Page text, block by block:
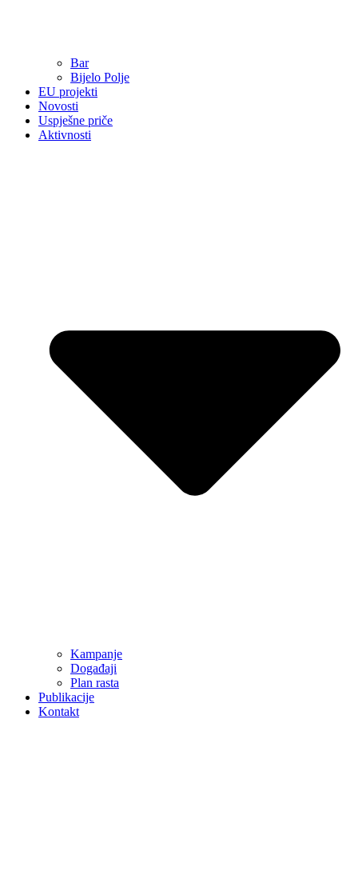
Bar
Bijelo Polje
EU projekti
Novosti
Uspješne priče
Aktivnosti
Kampanje
Događaji
Plan rasta
Publikacije
Kontakt